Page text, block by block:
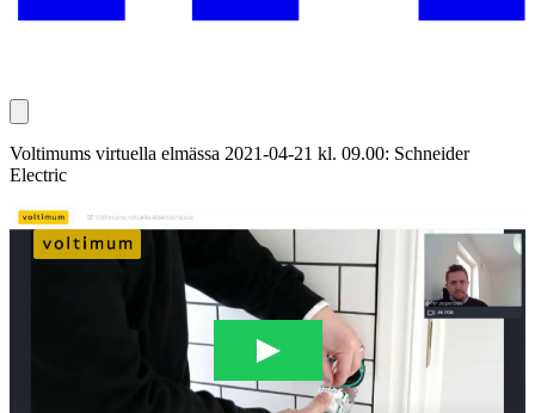
Voltimums virtuella elmässa 2021-04-21 kl. 09.00: Schneider
Electric